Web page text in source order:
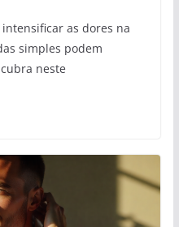
as dores na
simples podem
neste